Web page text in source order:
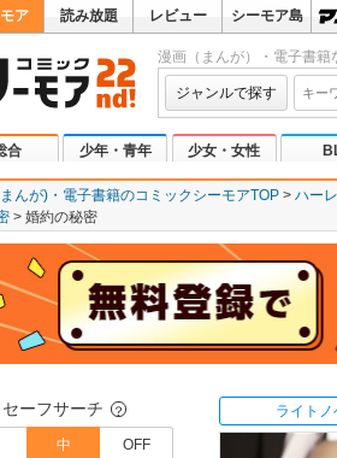
ア 読み放題 レビュー シーモア島
漫画（まんが）・電子書籍
ジャンルで探す
合 少年・青年 少女・女性
んが)・電子書籍のコミックシーモアTOP ハー
婚約の秘密
セーフサーチ ？
中 OFF
ライトノ